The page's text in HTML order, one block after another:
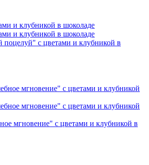
с цветами и клубникой в
мгновение" с цветами и клубникой в